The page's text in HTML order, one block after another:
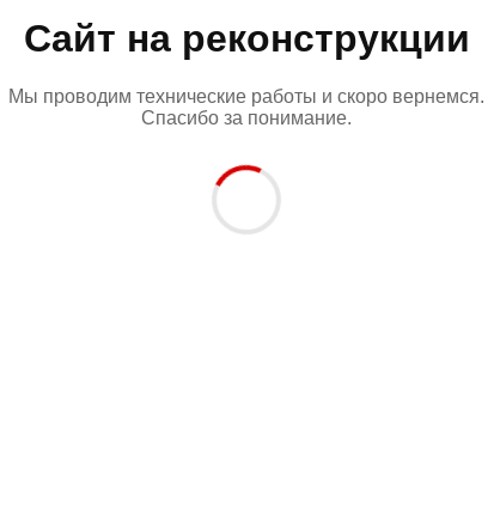
Сайт на реконструкции
Мы проводим технические работы и скоро вернемся.
Спасибо за понимание.